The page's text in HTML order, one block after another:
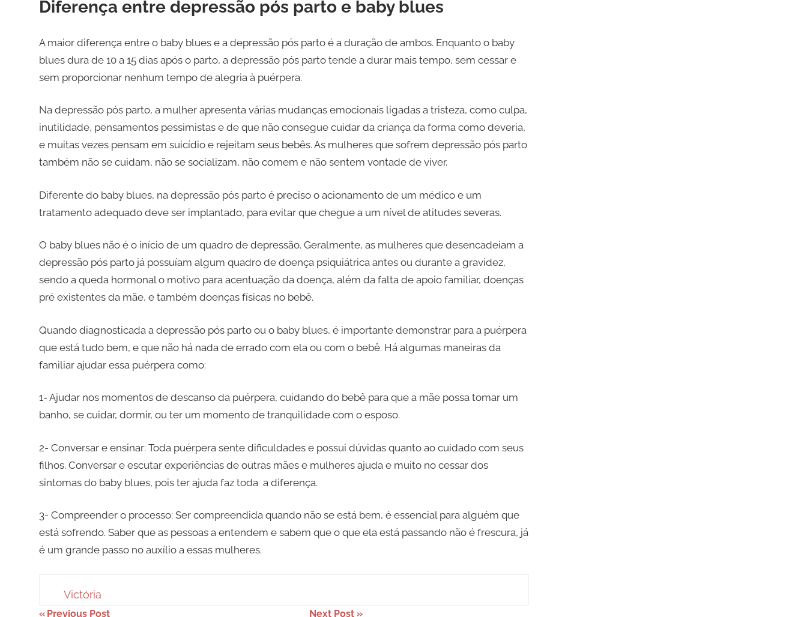
Diferença entre depressão pós parto e baby blues
A maior diferença entre o baby blues e a depressão pós parto é a duração de ambos. Enquanto o baby
blues dura de 10 a 15 dias após o parto, a depressão pós parto tende a durar mais tempo, sem cessar e
sem proporcionar nenhum tempo de alegria à puérpera.
Na depressão pós parto, a mulher apresenta várias mudanças emocionais ligadas a tristeza, como culpa,
inutilidade, pensamentos pessimistas e de que não consegue cuidar da criança da forma como deveria,
e muitas vezes pensam em suicídio e rejeitam seus bebês. As mulheres que sofrem depressão pós parto
também não se cuidam, não se socializam, não comem e não sentem vontade de viver.
Diferente do baby blues, na depressão pós parto é preciso o acionamento de um médico e um
tratamento adequado deve ser implantado, para evitar que chegue a um nível de atitudes severas.
O baby blues não é o início de um quadro de depressão. Geralmente, as mulheres que desencadeiam a
depressão pós parto já possuíam algum quadro de doença psiquiátrica antes ou durante a gravidez,
sendo a queda hormonal o motivo para acentuação da doença, além da falta de apoio familiar, doenças
pré existentes da mãe, e também doenças físicas no bebê.
Quando diagnosticada a depressão pós parto ou o baby blues, é importante demonstrar para a puérpera
que está tudo bem, e que não há nada de errado com ela ou com o bebê. Há algumas maneiras da
familiar ajudar essa puérpera como:
1- Ajudar nos momentos de descanso da puérpera, cuidando do bebê para que a mãe possa tomar um
banho, se cuidar, dormir, ou ter um momento de tranquilidade com o esposo.
2- Conversar e ensinar: Toda puérpera sente dificuldades e possui dúvidas quanto ao cuidado com seus
filhos. Conversar e escutar experiências de outras mães e mulheres ajuda e muito no cessar dos
sintomas do baby blues, pois ter ajuda faz toda a diferença.
3- Compreender o processo: Ser compreendida quando não se está bem, é essencial para alguém que
está sofrendo. Saber que as pessoas a entendem e sabem que o que ela está passando não é frescura, já
é um grande passo no auxílio a essas mulheres.
Victória
Previous Post Next Post